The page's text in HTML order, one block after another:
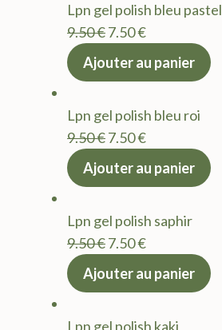
9.50 €.7.50 €.
Lpn gel polish bleu pastel
9.50€Le
prix
9.50 €.
7.50€Le
actuel
7.50 €.
Ajouter au panier
Lpn gel polish bleu roi
9.50€Le
prix
9.50 €.
7.50€Le
actuel
7.50 €.
Ajouter au panier
Lpn gel polish saphir
9.50€Le
prix
7.50€Le
actuel
Ajouter au panier
Lpn gel polish kaki